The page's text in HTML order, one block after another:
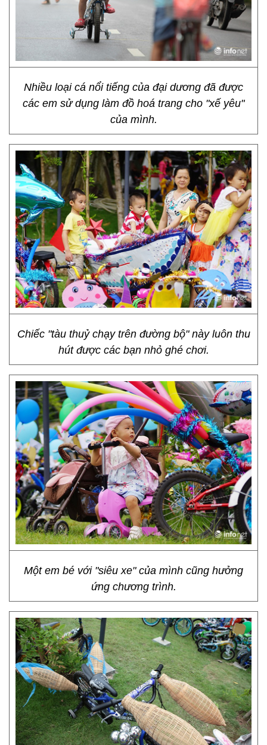
Nhiều loại cá nổi tiếng của đại dương đã được
các em sử dụng làm đồ hoá trang cho "xế yêu"
của mình.
Chiếc "tàu thuỷ chạy trên đường bộ" này luôn thu
hút được các bạn nhỏ ghé chơi.
Một em bé với "siêu xe" của mình cũng hưởng
ứng chương trình.